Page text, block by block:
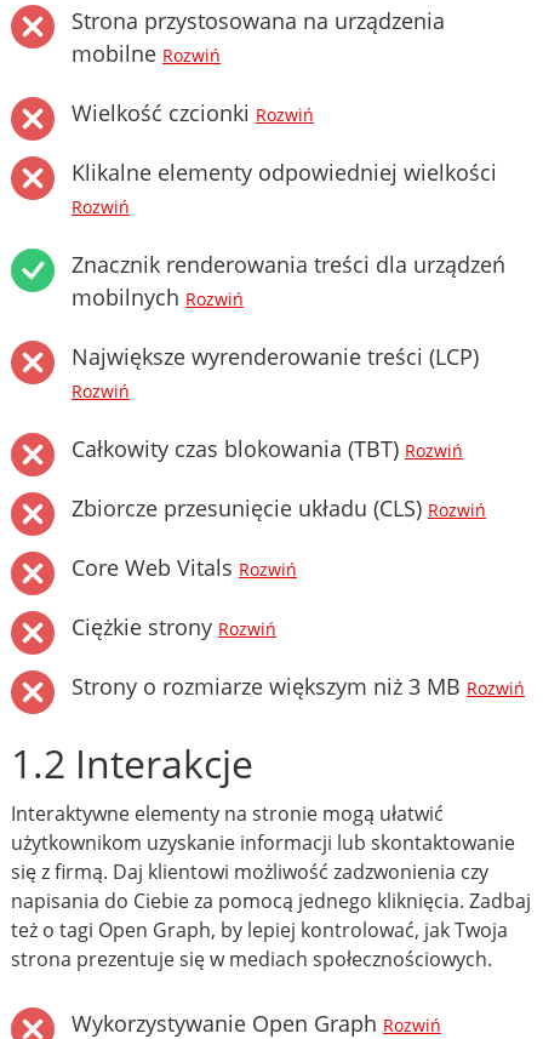
Strona przystosowana na urządzenia
mobilne Rozwiń
Wielkość czcionki Rozwiń
Klikalne elementy odpowiedniej wielkości
Rozwiń
Znacznik renderowania treści dla urządzeń
mobilnych Rozwiń
Największe wyrenderowanie treści (LCP)
Rozwiń
Całkowity czas blokowania (TBT) Rozwiń
Zbiorcze przesunięcie układu (CLS) Rozwiń
Core Web Vitals Rozwiń
Ciężkie strony Rozwiń
Strony o rozmiarze większym niż 3 MB Rozwiń
1.2 Interakcje
Interaktywne elementy na stronie mogą ułatwić
użytkownikom uzyskanie informacji lub skontaktowanie
się z firmą. Daj klientowi możliwość zadzwonienia czy
napisania do Ciebie za pomocą jednego kliknięcia. Zadbaj
też o tagi Open Graph, by lepiej kontrolować, jak Twoja
strona prezentuje się w mediach społecznościowych.
Wykorzystywanie Open Graph Rozwiń